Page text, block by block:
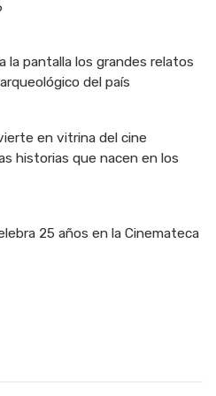
la pantalla los grandes relatos
del país
en vitrina del cine
historias que nacen en los
25 años en la Cinemateca